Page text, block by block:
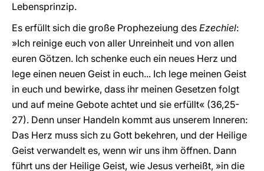
Lebensprinzip.
Es erfüllt sich die große Prophezeiung des Ezechiel:
»Ich reinige euch von aller Unreinheit und von allen
euren Götzen. Ich schenke euch ein neues Herz und
lege einen neuen Geist in euch... Ich lege meinen Geist
in euch und bewirke, dass ihr meinen Gesetzen folgt
und auf meine Gebote achtet und sie erfüllt« (36,25-
27). Denn unser Handeln kommt aus unserem Inneren:
Das Herz muss sich zu Gott bekehren, und der Heilige
Geist verwandelt es, wenn wir uns ihm öffnen. Dann
führt uns der Heilige Geist, wie Jesus verheißt, »in die